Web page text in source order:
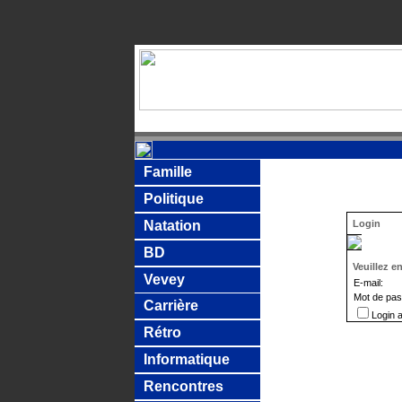
Famille
Politique
Natation
BD
Vevey
Carrière
Rétro
Informatique
Rencontres
Login
Veuillez
E-mail:
Mot de
Login